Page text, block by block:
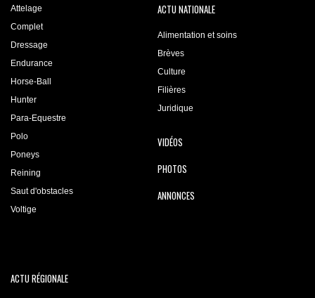
Attelage
Complet
Dressage
Endurance
Horse-Ball
Hunter
Para-Equestre
Polo
Poneys
Reining
Saut d'obstacles
Voltige
ACTU NATIONALE
Alimentation et soins
Brèves
Culture
Filières
Juridique
VIDÉOS
PHOTOS
ANNONCES
ACTU RÉGIONALE